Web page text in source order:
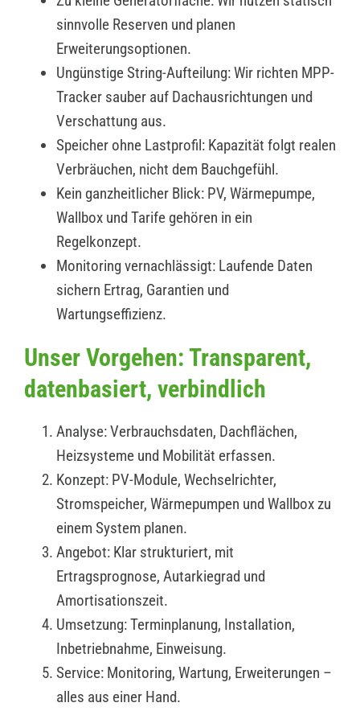
sinnvolle Reserven und planen
Erweiterungsoptionen.
Ungünstige String-Aufteilung: Wir richten MPP-
Tracker sauber auf Dachausrichtungen und
Verschattung aus.
Speicher ohne Lastprofil: Kapazität folgt realen
Verbräuchen, nicht dem Bauchgefühl.
Kein ganzheitlicher Blick: PV, Wärmepumpe,
Wallbox und Tarife gehören in ein
Regelkonzept.
Monitoring vernachlässigt: Laufende Daten
sichern Ertrag, Garantien und
Wartungseffizienz.
Unser Vorgehen: Transparent,
datenbasiert, verbindlich
Analyse: Verbrauchsdaten, Dachflächen,
Heizsysteme und Mobilität erfassen.
Konzept: PV-Module, Wechselrichter,
Stromspeicher, Wärmepumpen und Wallbox zu
einem System planen.
Angebot: Klar strukturiert, mit
Ertragsprognose, Autarkiegrad und
Amortisationszeit.
Umsetzung: Terminplanung, Installation,
Inbetriebnahme, Einweisung.
Service: Monitoring, Wartung, Erweiterungen –
alles aus einer Hand.